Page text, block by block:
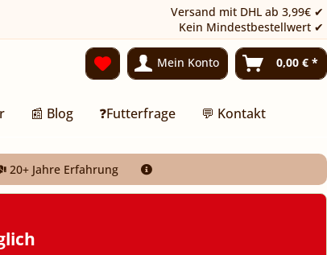
Versand mit DHL ab 3,99€ ✔
Kein Mindestbestellwert ✔
Mein Konto 0,00 € *
📰 Blog ❓Futterfrage 💬 Kontakt
20+ Jahre Erfahrung